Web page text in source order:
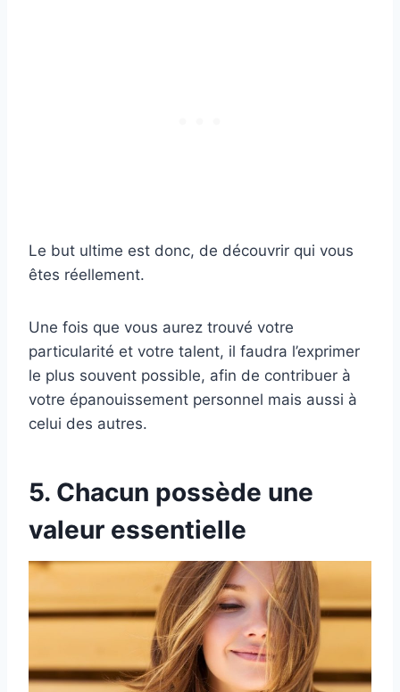
Le but ultime est donc, de découvrir qui vous
êtes réellement.
Une fois que vous aurez trouvé votre
particularité et votre talent, il faudra l’exprimer
le plus souvent possible, afin de contribuer à
votre épanouissement personnel mais aussi à
celui des autres.
5. Chacun possède une
valeur essentielle